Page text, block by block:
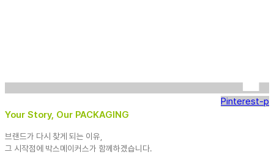
Pinterest-p
Your Story, Our PACKAGING
브랜드가 다시 찾게 되는 이유,
그 시작점에 박스메이커스가 함께하겠습니다.